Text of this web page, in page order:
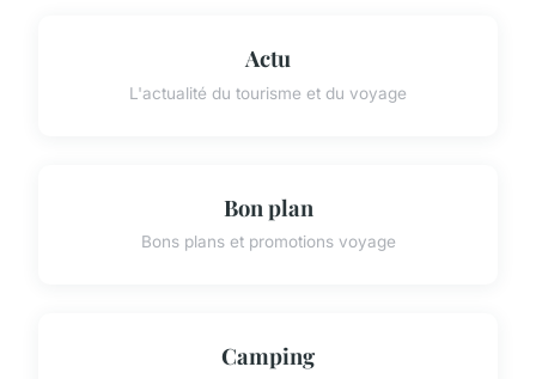
Actu
L'actualité du tourisme et du voyage
Bon plan
Bons plans et promotions voyage
Camping